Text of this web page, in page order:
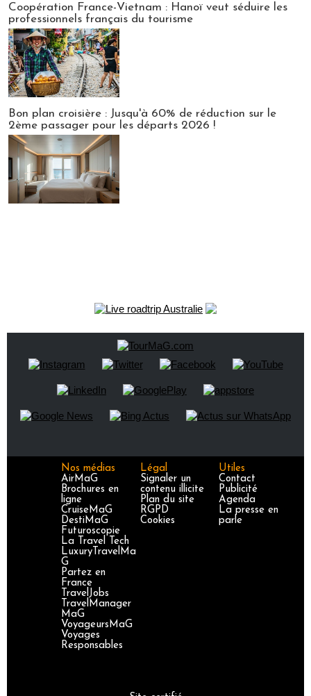
Coopération France-Vietnam : Hanoï veut séduire les
professionnels français du tourisme
Bon plan croisière : Jusqu'à 60% de réduction sur le
2ème passager pour les départs 2026 !
Nos médias
AirMaG
Brochures en
ligne
CruiseMaG
DestiMaG
Futuroscopie
La Travel Tech
LuxuryTravelMa
G
Partez en
France
TravelJobs
TravelManager
MaG
VoyageursMaG
Voyages
Responsables
Légal
Signaler un
contenu illicite
Plan du site
RGPD
Cookies
Utiles
Contact
Publicité
Agenda
La presse en
parle